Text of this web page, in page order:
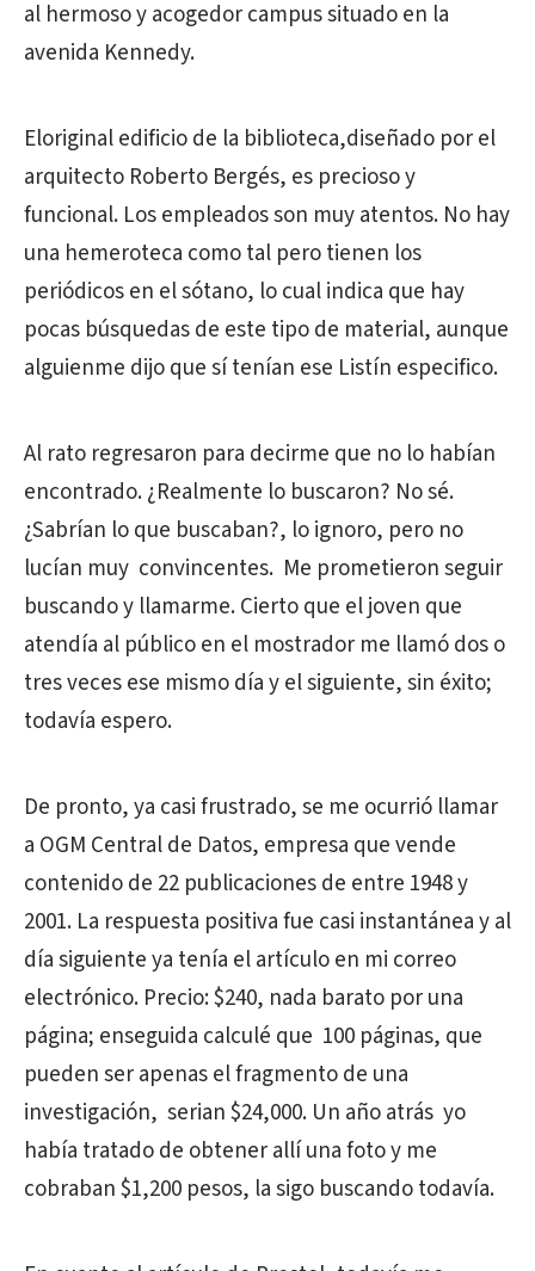
al hermoso y acogedor campus situado en la
avenida Kennedy.
Eloriginal edificio de la biblioteca,diseñado por el
arquitecto Roberto Bergés, es precioso y
funcional. Los empleados son muy atentos. No hay
una hemeroteca como tal pero tienen los
periódicos en el sótano, lo cual indica que hay
pocas búsquedas de este tipo de material, aunque
alguienme dijo que sí tenían ese Listín especifico.
Al rato regresaron para decirme que no lo habían
encontrado. ¿Realmente lo buscaron? No sé.
¿Sabrían lo que buscaban?, lo ignoro, pero no
lucían muy convincentes. Me prometieron seguir
buscando y llamarme. Cierto que el joven que
atendía al público en el mostrador me llamó dos o
tres veces ese mismo día y el siguiente, sin éxito;
todavía espero.
De pronto, ya casi frustrado, se me ocurrió llamar
a OGM Central de Datos, empresa que vende
contenido de 22 publicaciones de entre 1948 y
2001. La respuesta positiva fue casi instantánea y al
día siguiente ya tenía el artículo en mi correo
electrónico. Precio: $240, nada barato por una
página; enseguida calculé que 100 páginas, que
pueden ser apenas el fragmento de una
investigación, serian $24,000. Un año atrás yo
había tratado de obtener allí una foto y me
cobraban $1,200 pesos, la sigo buscando todavía.